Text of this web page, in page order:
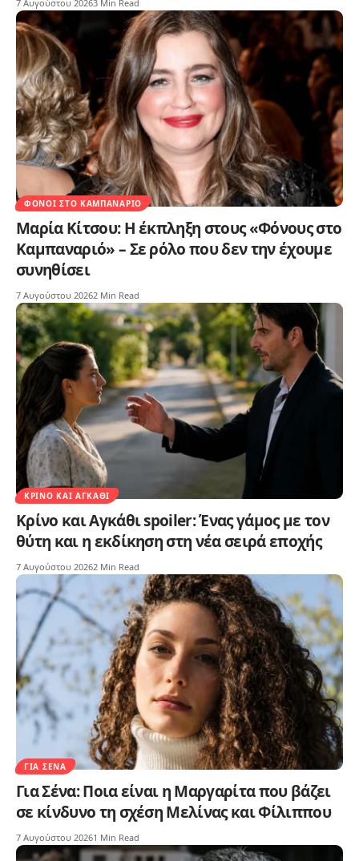
7 Αυγούστου 20263 Min Read
ΦΌΝΟΙ ΣΤΟ ΚΑΜΠΑΝΑΡΙΌ
Μαρία Κίτσου: Η έκπληξη στους «Φόνους στο
Καμπαναριό» – Σε ρόλο που δεν την έχουμε
συνηθίσει
7 Αυγούστου 20262 Min Read
ΚΡΊΝΟ ΚΑΙ ΑΓΚΆΘΙ
Κρίνο και Αγκάθι spoiler: Ένας γάμος με τον
θύτη και η εκδίκηση στη νέα σειρά εποχής
7 Αυγούστου 20262 Min Read
ΓΙΑ ΣΈΝΑ
Για Σένα: Ποια είναι η Μαργαρίτα που βάζει
σε κίνδυνο τη σχέση Μελίνας και Φίλιππου
7 Αυγούστου 20261 Min Read